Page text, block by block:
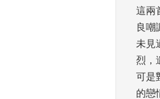
這兩
良嘲
未見
烈，
可是
的戀